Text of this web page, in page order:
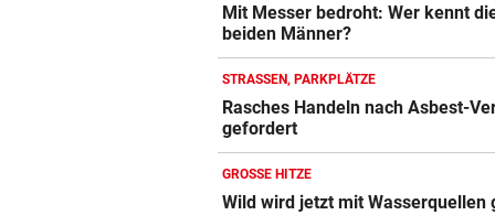
Mit Messer bedroht: Wer kennt
beiden Männer?
STRASSEN, PARKPLÄTZE
Rasches Handeln nach Asbest-
gefordert
GROSSE HITZE
Wild wird jetzt mit Wasserquellen